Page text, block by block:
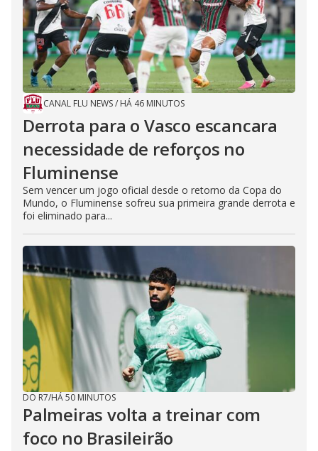
CANAL FLU NEWS/ HÁ 46 MINUTOS
Derrota para o Vasco escancara
necessidade de reforços no
Fluminense
Sem vencer um jogo oficial desde o retorno da Copa do
Mundo, o Fluminense sofreu sua primeira grande derrota e
foi eliminado para...
DO R7/HÁ 50 MINUTOS
Palmeiras volta a treinar com
foco no Brasileirão